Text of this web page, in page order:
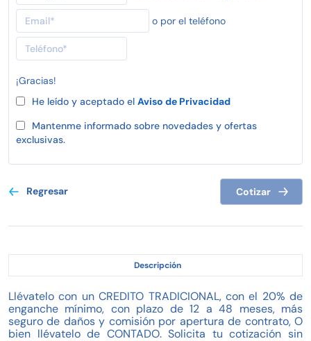
o por el teléfono
¡Gracias!
He leído y aceptado el Aviso de Privacidad
Mantenme informado sobre novedades y ofertas
exclusivas.
Regresar Cotizar
Descripción
Llévatelo con un CREDITO TRADICIONAL, con el 20% de
enganche mínimo, con plazo de 12 a 48 meses, más
seguro de daños y comisión por apertura de contrato, O
bien llévatelo de CONTADO. Solicita tu cotización sin